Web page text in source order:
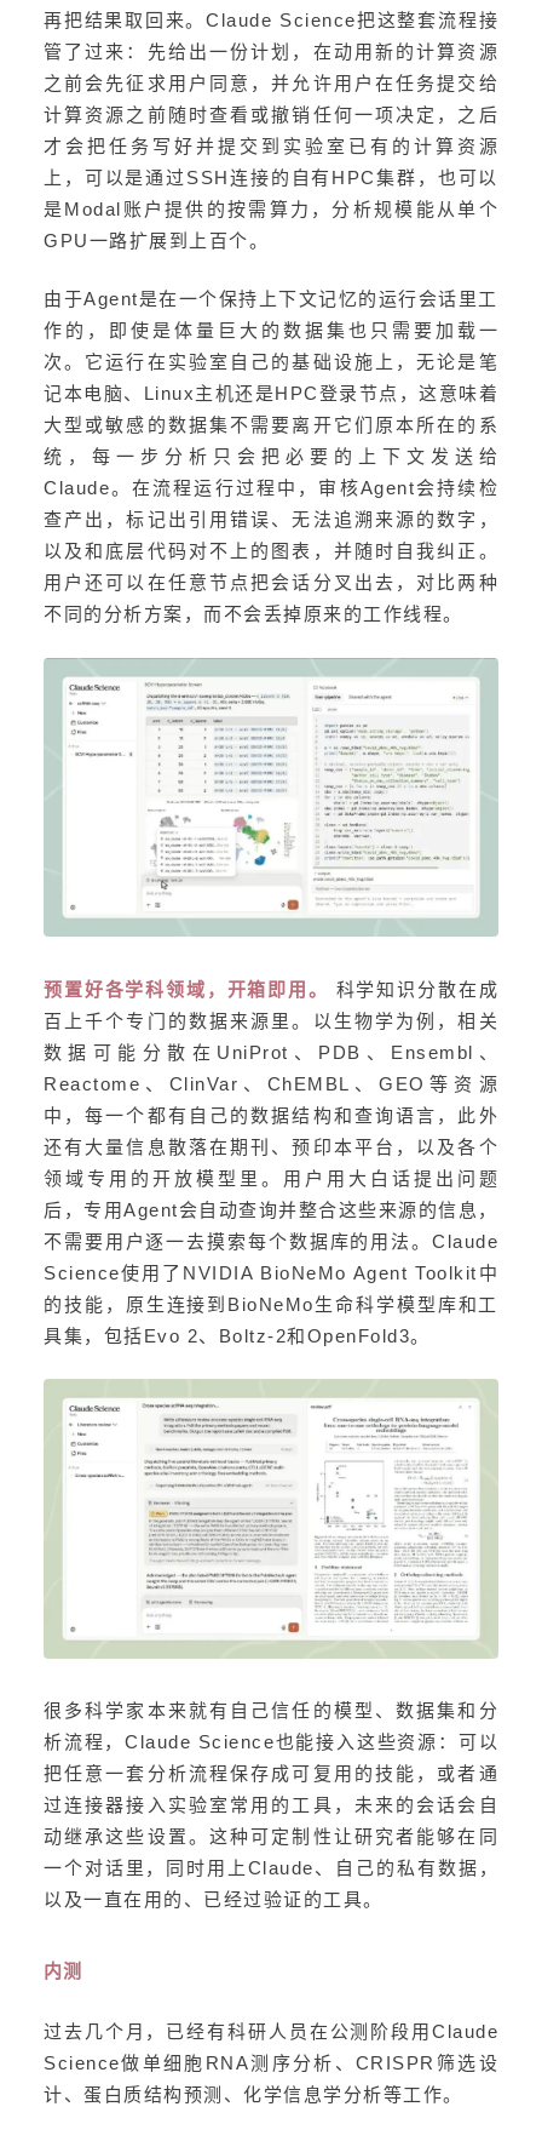
再把结果取回来。Claude Science把这整套流程接
管了过来：先给出一份计划，在动用新的计算资源
之前会先征求用户同意，并允许用户在任务提交给
计算资源之前随时查看或撤销任何一项决定，之后
才会把任务写好并提交到实验室已有的计算资源
上，可以是通过SSH连接的自有HPC集群，也可以
是Modal账户提供的按需算力，分析规模能从单个
GPU一路扩展到上百个。
由于Agent是在一个保持上下文记忆的运行会话里工
作的，即使是体量巨大的数据集也只需要加载一
次。它运行在实验室自己的基础设施上，无论是笔
记本电脑、Linux主机还是HPC登录节点，这意味着
大型或敏感的数据集不需要离开它们原本所在的系
统，每一步分析只会把必要的上下文发送给
Claude。在流程运行过程中，审核Agent会持续检
查产出，标记出引用错误、无法追溯来源的数字，
以及和底层代码对不上的图表，并随时自我纠正。
用户还可以在任意节点把会话分叉出去，对比两种
不同的分析方案，而不会丢掉原来的工作线程。
预置好各学科领域，开箱即用。
科学知识分散在成
百上千个专门的数据来源里。以生物学为例，相关
数据可能分散在UniProt、PDB、Ensembl、
Reactome、ClinVar、ChEMBL、GEO等资源
中，每一个都有自己的数据结构和查询语言，此外
还有大量信息散落在期刊、预印本平台，以及各个
领域专用的开放模型里。用户用大白话提出问题
后，专用Agent会自动查询并整合这些来源的信息，
不需要用户逐一去摸索每个数据库的用法。Claude
Science使用了NVIDIA BioNeMo Agent Toolkit中
的技能，原生连接到BioNeMo生命科学模型库和工
具集，包括Evo 2、Boltz-2和OpenFold3。
很多科学家本来就有自己信任的模型、数据集和分
析流程，Claude Science也能接入这些资源：可以
把任意一套分析流程保存成可复用的技能，或者通
过连接器接入实验室常用的工具，未来的会话会自
动继承这些设置。这种可定制性让研究者能够在同
一个对话里，同时用上Claude、自己的私有数据，
以及一直在用的、已经过验证的工具。
内测
过去几个月，已经有科研人员在公测阶段用Claude
Science做单细胞RNA测序分析、CRISPR筛选设
计、蛋白质结构预测、化学信息学分析等工作。